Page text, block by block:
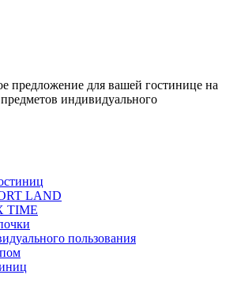
предложение для вашей гостинице на
индивидуального
LAND
TIME
пользования